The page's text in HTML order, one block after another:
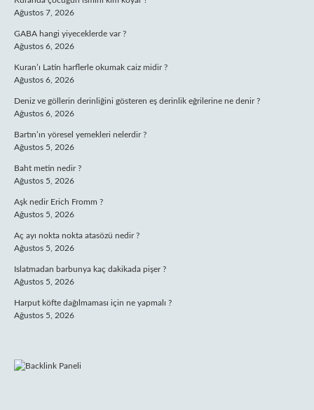
Ağustos 7, 2026
GABA hangi yiyeceklerde var ?
Ağustos 6, 2026
Kuran’ı Latin harflerle okumak caiz midir ?
Ağustos 6, 2026
Deniz ve göllerin derinliğini gösteren eş derinlik eğrilerine ne denir ?
Ağustos 6, 2026
Bartın’ın yöresel yemekleri nelerdir ?
Ağustos 5, 2026
Baht metin nedir ?
Ağustos 5, 2026
Aşk nedir Erich Fromm ?
Ağustos 5, 2026
Aç ayı nokta nokta atasözü nedir ?
Ağustos 5, 2026
Islatmadan barbunya kaç dakikada pişer ?
Ağustos 5, 2026
Harput köfte dağılmaması için ne yapmalı ?
Ağustos 5, 2026